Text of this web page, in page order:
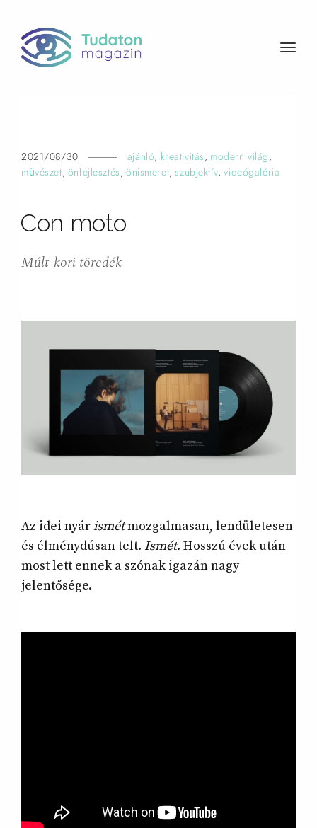
t
2021/08/30 ajánló, kreativitás, modern világ,
művészet, önfejlesztés, önismeret,szubjektív,videógaléria
Con moto
Múlt-kori töredék
Az idei nyárismétmozgalmasan, lendületesen
és élménydúsan telt. Ismét. Hosszú évek után
most lett ennek a szónak igazán nagy
jelentősége.